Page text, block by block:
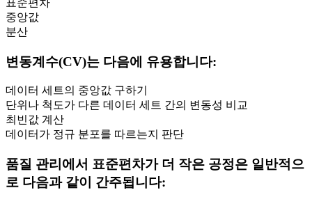
표준편차
중앙값
분산
변동계수(CV)는 다음에 유용합니다:
데이터 세트의 중앙값 구하기
단위나 척도가 다른 데이터 세트 간의 변동성 비교
최빈값 계산
데이터가 정규 분포를 따르는지 판단
품질 관리에서 표준편차가 더 작은 공정은 일반적으
로 다음과 같이 간주됩니다: